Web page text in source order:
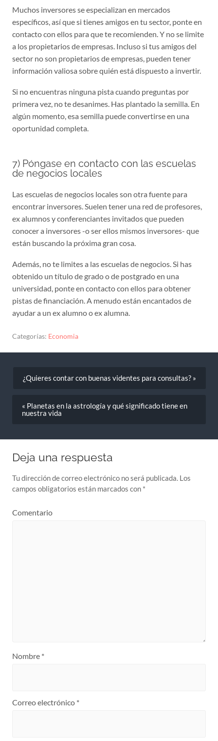
Muchos inversores se especializan en mercados
específicos, así que si tienes amigos en tu sector, ponte en
contacto con ellos para que te recomienden. Y no se limite
a los propietarios de empresas. Incluso si tus amigos del
sector no son propietarios de empresas, pueden tener
información valiosa sobre quién está dispuesto a invertir.
Si no encuentras ninguna pista cuando preguntas por
primera vez, no te desanimes. Has plantado la semilla. En
algún momento, esa semilla puede convertirse en una
oportunidad completa.
7) Póngase en contacto con las escuelas
de negocios locales
Las escuelas de negocios locales son otra fuente para
encontrar inversores. Suelen tener una red de profesores,
ex alumnos y conferenciantes invitados que pueden
conocer a inversores -o ser ellos mismos inversores- que
están buscando la próxima gran cosa.
Además, no te limites a las escuelas de negocios. Si has
obtenido un título de grado o de postgrado en una
universidad, ponte en contacto con ellos para obtener
pistas de financiación. A menudo están encantados de
ayudar a un ex alumno o ex alumna.
Categorías: Economia
¿Quieres contar con buenas videntes para consultas? »
« Planetas en la astrología y qué significado tiene en
nuestra vida
Deja una respuesta
Tu dirección de correo electrónico no será publicada. Los
campos obligatorios están marcados con *
Comentario
Nombre *
Correo electrónico *